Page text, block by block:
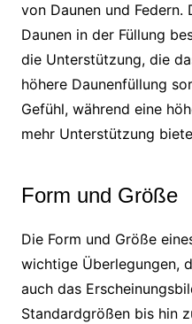
von Daunen und
Daunen in der Füllung
die Unterstützung, die
höhere Daunenfüllung
Gefühl, während eine
mehr Unterstützung
Form und Größe
Die Form und Größe
wichtige Überlegungen,
auch das
Standardgrößen bis hin